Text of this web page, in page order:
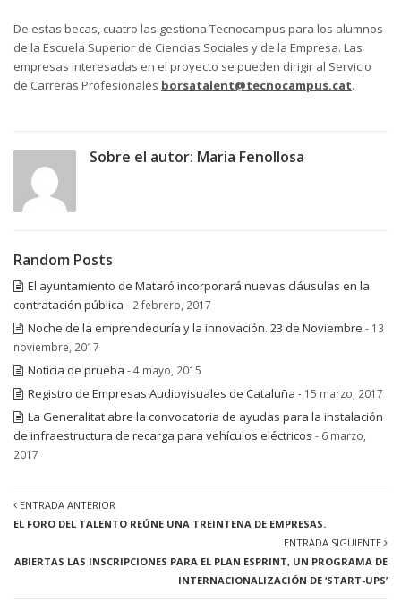
De estas becas, cuatro las gestiona Tecnocampus para los alumnos
de la Escuela Superior de Ciencias Sociales y de la Empresa. Las
empresas interesadas en el proyecto se pueden dirigir al Servicio
de Carreras Profesionales borsatalent@tecnocampus.cat.
Sobre el autor: Maria Fenollosa
Random Posts
El ayuntamiento de Mataró incorporará nuevas cláusulas en la
contratación pública - 2 febrero, 2017
Noche de la emprendeduría y la innovación. 23 de Noviembre - 13
noviembre, 2017
Noticia de prueba - 4 mayo, 2015
Registro de Empresas Audiovisuales de Cataluña - 15 marzo, 2017
La Generalitat abre la convocatoria de ayudas para la instalación
de infraestructura de recarga para vehículos eléctricos - 6 marzo,
2017
ENTRADA ANTERIOR
EL FORO DEL TALENTO REÚNE UNA TREINTENA DE EMPRESAS.
ENTRADA SIGUIENTE
ABIERTAS LAS INSCRIPCIONES PARA EL PLAN ESPRINT, UN PROGRAMA DE
INTERNACIONALIZACIÓN DE ‘START-UPS’